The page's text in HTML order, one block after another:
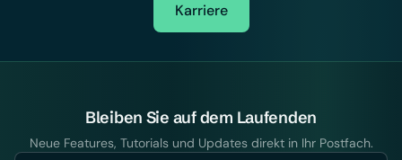
Karriere
Bleiben Sie auf dem Laufenden
Neue Features, Tutorials und Updates direkt in Ihr Postfach.